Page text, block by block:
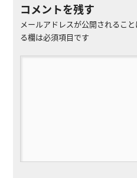
コメントを残す
メールアドレスが公開されること
る欄は必須項目です